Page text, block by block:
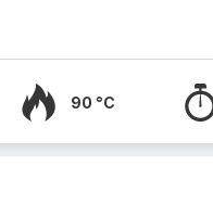
90 °C